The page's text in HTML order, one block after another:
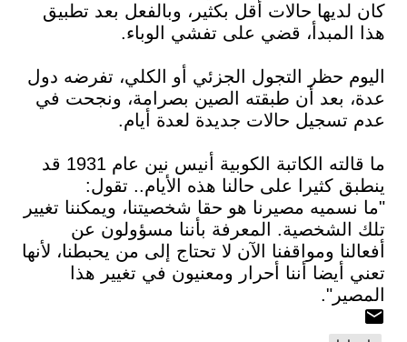
كان لديها حالات أقل بكثير، وبالفعل بعد تطبيق
هذا المبدأ، قضي على تفشي الوباء.
اليوم حظر التجول الجزئي أو الكلي، تفرضه دول
عدة، بعد أن طبقته الصين بصرامة، ونجحت في
عدم تسجيل حالات جديدة لعدة أيام.
ما قالته الكاتبة الكوبية أنيس نين عام 1931 قد
ينطبق كثيرا على حالنا هذه الأيام.. تقول:
"ما نسميه مصيرنا هو حقا شخصيتنا، ويمكننا تغيير
تلك الشخصية. المعرفة بأننا مسؤولون عن
أفعالنا ومواقفنا الآن لا تحتاج إلى من يحبطنا، لأنها
تعني أيضا أننا أحرار ومعنيون في تغيير هذا
المصير".